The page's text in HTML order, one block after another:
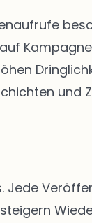
und
Jede